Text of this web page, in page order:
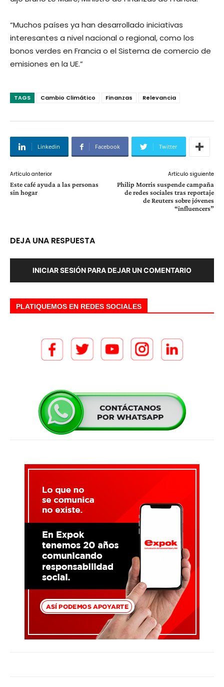
“Muchos países ya han desarrollado iniciativas
interesantes a nivel nacional o regional, como los
bonos verdes en Francia o el Sistema de comercio de
emisiones en la UE.”
TAGS Cambio Climático Finanzas Relevancia
Linkedin Facebook Twitter
Artículo anterior
Este café ayuda a las personas
sin hogar
Artículo siguiente
Philip Morris suspende campaña
de redes sociales tras reportaje
de Reuters sobre jóvenes
“influencers”
DEJA UNA RESPUESTA
INICIAR SESIÓN PARA DEJAR UN COMENTARIO
PLATIQUEMOS EN REDES SOCIALES